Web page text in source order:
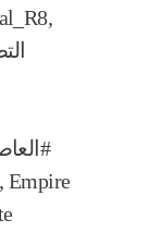
,
, Empire